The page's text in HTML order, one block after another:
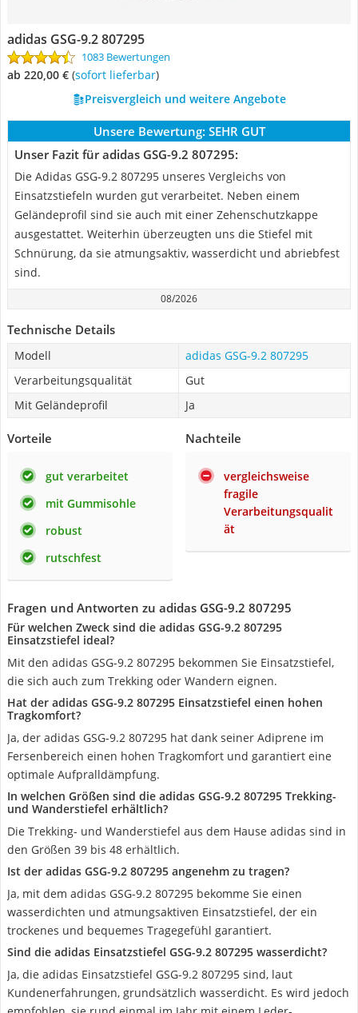
adidas GSG-9.2 807295
1083 Bewertungen
ab 220,00 € ( Sofort lieferbar)
Preisvergleich und weitere Angebote
Unsere Bewertung: SEHR GUT
Unser Fazit für adidas GSG-9.2 807295:
Die Adidas GSG-9.2 807295 unseres Vergleichs von
Einsatzstiefeln wurden gut verarbeitet. Neben einem
Geländeprofil sind sie auch mit einer Zehenschutzkappe
ausgestattet. Weiterhin überzeugten uns die Stiefel mit
Schnürung, da sie atmungsaktiv, wasserdicht und abriebfest
sind.
08/2026
Technische Details
Modell
adidas GSG-9.2 807295
Verarbeitungsqualität
Gut
Mit Geländeprofil
Ja
Vorteile
gut verarbeitet
mit Gummisohle
robust
rutschfest
Nachteile
vergleichsweise
fragile
Verarbeitungsqualit
ät
Fragen und Antworten zu adidas GSG-9.2 807295
Für welchen Zweck sind die adidas GSG-9.2 807295
Einsatzstiefel ideal?
Mit den adidas GSG-9.2 807295 bekommen Sie Einsatzstiefel,
die sich auch zum Trekking oder Wandern eignen.
Hat der adidas GSG-9.2 807295 Einsatzstiefel einen hohen
Tragkomfort?
Ja, der adidas GSG-9.2 807295 hat dank seiner Adiprene im
Fersenbereich einen hohen Tragkomfort und garantiert eine
optimale Aufpralldämpfung.
In welchen Größen sind die adidas GSG-9.2 807295 Trekking-
und Wanderstiefel erhältlich?
Die Trekking- und Wanderstiefel aus dem Hause adidas sind in
den Größen 39 bis 48 erhältlich.
Ist der adidas GSG-9.2 807295 angenehm zu tragen?
Ja, mit dem adidas GSG-9.2 807295 bekomme Sie einen
wasserdichten und atmungsaktiven Einsatzstiefel, der ein
trockenes und bequemes Tragegefühl garantiert.
Sind die adidas Einsatzstiefel GSG-9.2 807295 wasserdicht?
Ja, die adidas Einsatzstiefel GSG-9.2 807295 sind, laut
Kundenerfahrungen, grundsätzlich wasserdicht. Es wird jedoch